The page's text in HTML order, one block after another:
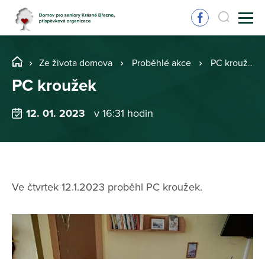
Ze života domova Proběhlé akce PC kroužek
PC kroužek
12. 01. 2023 v 16:31 hodin
Ve čtvrtek 12.1.2023 proběhl PC kroužek.